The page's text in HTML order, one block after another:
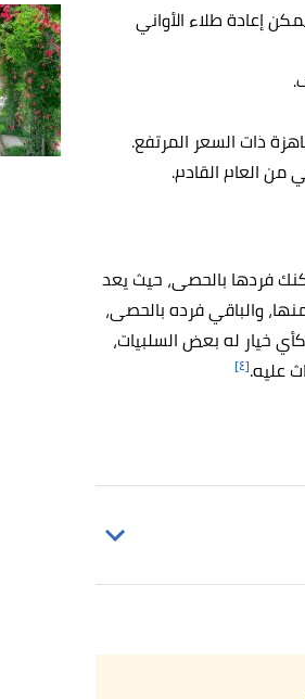
إعادة طلاء الأواني
ذات السعر المرتفع.
من العام القادم.
فردها بالحصى، حيث يعد
والباقي فرده بالحصى،
خيار له بعض السلبيات،
عليه.[٤]